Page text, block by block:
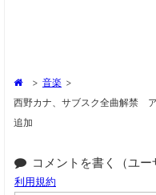
> 音楽 >
西野カナ、サブスク全曲解禁
追加
コメントを書く（ユー